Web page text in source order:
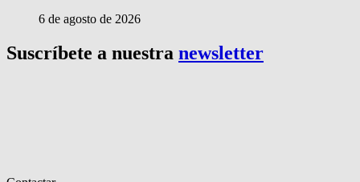
6 de agosto de 2026
Suscríbete a nuestra newsletter